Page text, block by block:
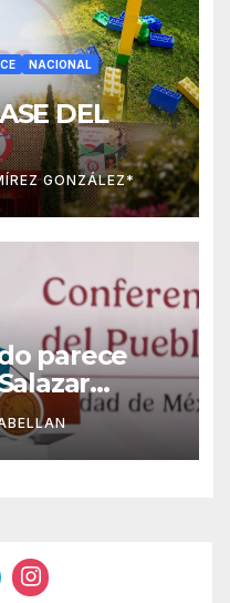
NACIONAL
DEL
GONZÁLEZ*
parece
de ‘El